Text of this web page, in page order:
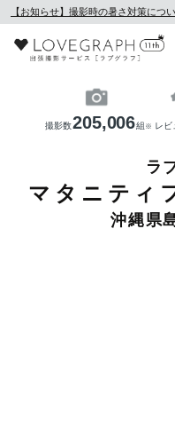
【お知らせ】撮影時の暑さ対策につ
撮影数205,006組 ※ レビ
ラ
マタニティ
沖縄県